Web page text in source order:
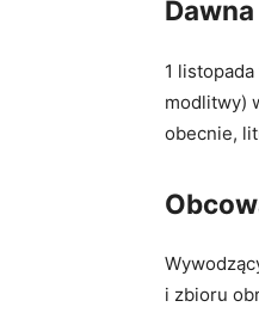
1
modlitwy)
obecnie,
i zbioru